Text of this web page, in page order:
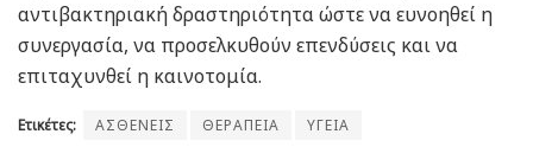
αντιβακτηριακή δραστηριότητα ώστε να ευνοηθεί η
συνεργασία, να προσελκυθούν επενδύσεις και να
επιταχυνθεί η καινοτομία.
Ετικέτες: ΑΣΘΕΝΕΙΣ ΘΕΡΑΠΕΙΑ ΥΓΕΙΑ